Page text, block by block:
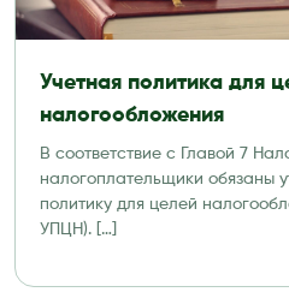
Учетная политика для
налогообложения
В соответствие с Главой 7
налогоплательщики обязаны
политику для целей
УПЦН). […]